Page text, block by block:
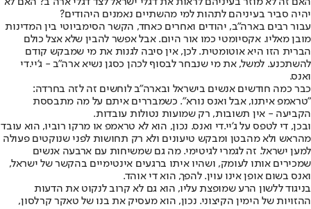
יהיה סביר בעיניהם לתהות למי מהשתיים נאמנים היהודים?
עבור רבים בארה"ב, יהודים ואחרים כאחד, הקשר הסימביוטי בין המדינות
מובן מאליו. אקסיומטי כמו אור היום. אבל אפשר להבין שלא אצל כולם
הברית הזו היא אוטומטית. לכן, אין סיבה לגנות את מי שמבקש קודם
להשתכנע. למשל, את מי שנבחר לבסוף לכהן כסגן נשיא ארה"ב - ג'יי.די
ואנס.
כבר כמה חודשים אנשים בישראל ובארה"ב לוחשים זה לזה בחרדה:
"טראמפ איתנו, אבל ואנס נורא". כשמבררים איתם על מה מתבססת
הקביעה - אין תשובות, רק שמועות נטולות עובדות.
ובכן, די לטפס על ג'יי.די ואנס. נכון, הוא לא טראמפ או מרקו רוביו, הוא עובד
מהראש ולא מהבטן ומבקש טיעונים ולא רק תחושות לפני שנוקטים פעולה
למען ישראל. זה לגמרי לגיטימי. מה גם שמשיחות עם ארבעה אנשים
שמכירים אותו לעומק, ושהיו איתו ברגעים אינטימיים בהקשר של ישראל,
ואנס בשום אופן אינו עוין. להפך, הוא די אוהד.
בניגוד ללשון הרע שמופצת עליו, הוא גם לא קרוב לנקוט את הדעות
ההזויות של הימין הקיצוני. נכון, הוא מעסיק את בנו של טאקר קרלסון,